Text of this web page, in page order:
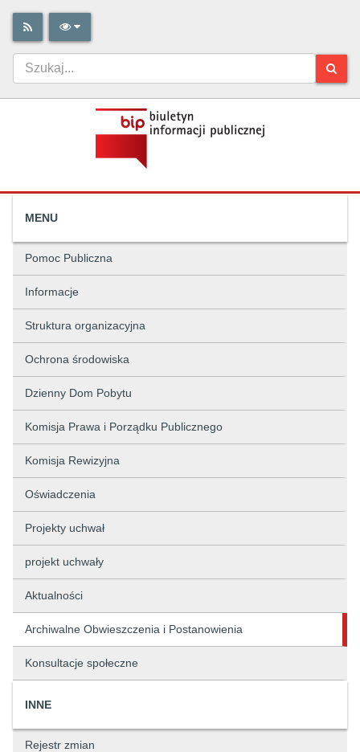
MENU
Pomoc Publiczna
Informacje
Struktura organizacyjna
Ochrona środowiska
Dzienny Dom Pobytu
Komisja Prawa i Porządku Publicznego
Komisja Rewizyjna
Oświadczenia
Projekty uchwał
projekt uchwały
Aktualności
Archiwalne Obwieszczenia i Postanowienia
Konsultacje społeczne
INNE
Rejestr zmian